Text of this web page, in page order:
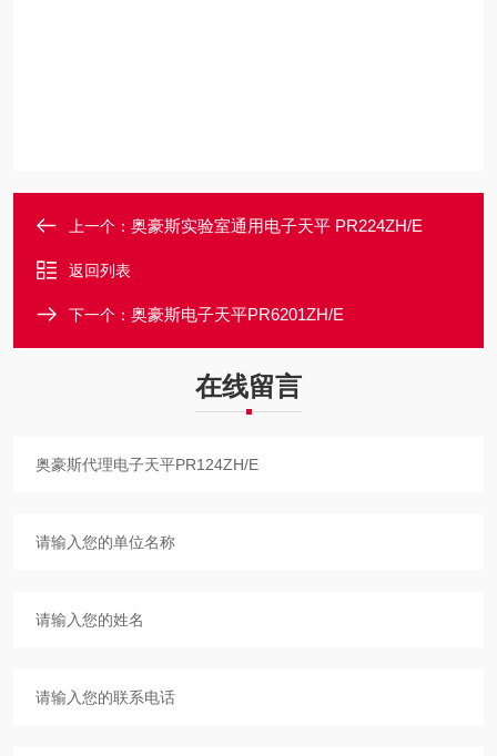
上一个： 奥豪斯实验室通用电子天平 PR224ZH/E
返回列表
下一个： 奥豪斯电子天平PR6201ZH/E
在线留言